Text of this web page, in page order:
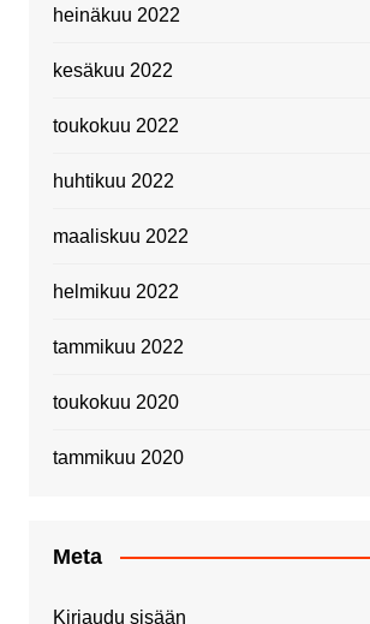
heinäkuu 2022
kesäkuu 2022
toukokuu 2022
huhtikuu 2022
maaliskuu 2022
helmikuu 2022
tammikuu 2022
toukokuu 2020
tammikuu 2020
Meta
Kirjaudu sisään